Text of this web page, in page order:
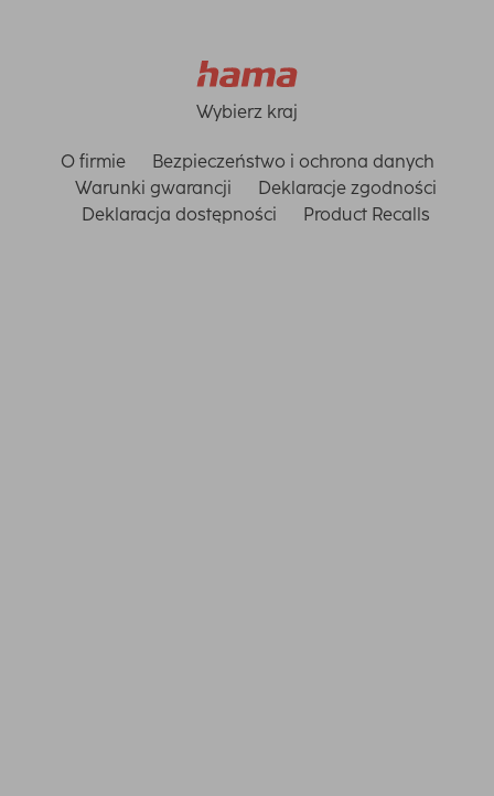
Wybierz kraj
O firmie
Bezpieczeństwo i ochrona danych
Warunki gwarancji
Deklaracje zgodności
Deklaracja dostępności
Product Recalls